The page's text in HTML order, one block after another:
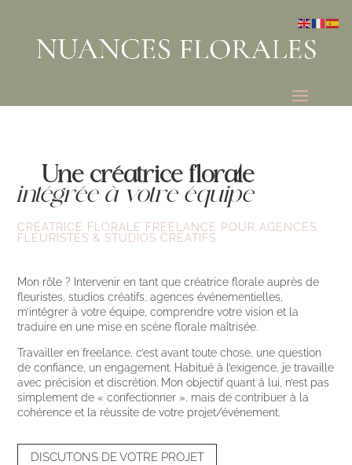
Une créatrice florale
intégrée à votre équipe
CRÉATRICE FLORALE FREELANCE POUR AGENCES,
FLEURISTES & STUDIOS CRÉATIFS
Mon rôle ? Intervenir en tant que créatrice florale auprès de
fleuristes, studios créatifs, agences événementielles,
m’intégrer à votre équipe, comprendre votre vision et la
traduire en une mise en scène florale maîtrisée.
Travailler en freelance, c’est avant toute chose, une question
de confiance, un engagement. Habitué à l’exigence, je travaille
avec précision et discrétion. Mon objectif quant à lui, n’est pas
simplement de « confectionner », mais de contribuer à la
cohérence et la réussite de votre projet/événement.
DISCUTONS DE VOTRE PROJET